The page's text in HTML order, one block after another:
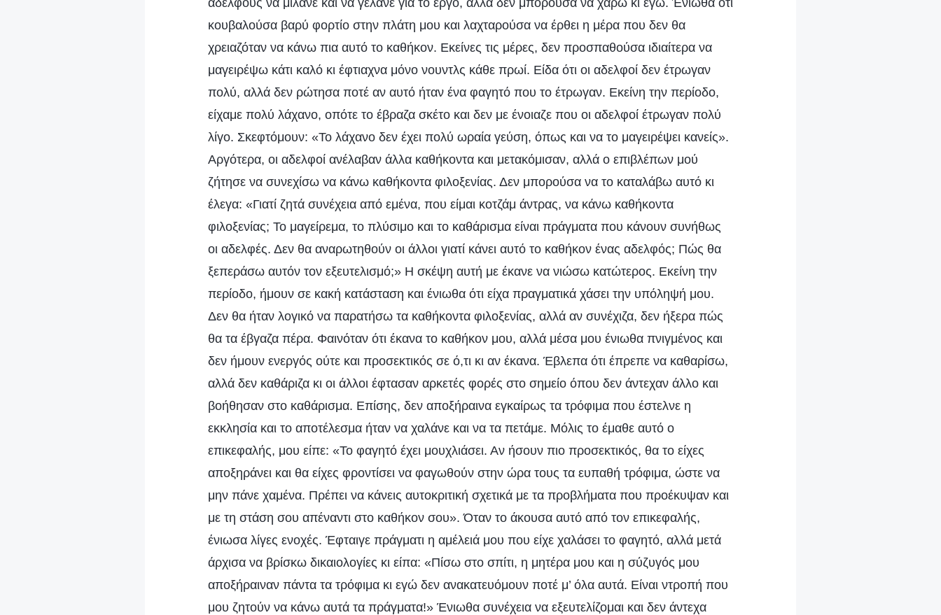
αδελφούς να μιλάνε και να γελάνε για το έργο, αλλά δεν μπορούσα να χαρώ κι εγώ. Ένιωθα ότι
κουβαλούσα βαρύ φορτίο στην πλάτη μου και λαχταρούσα να έρθει η μέρα που δεν θα
χρειαζόταν να κάνω πια αυτό το καθήκον. Εκείνες τις μέρες, δεν προσπαθούσα ιδιαίτερα να
μαγειρέψω κάτι καλό κι έφτιαχνα μόνο νουντλς κάθε πρωί. Είδα ότι οι αδελφοί δεν έτρωγαν
πολύ, αλλά δεν ρώτησα ποτέ αν αυτό ήταν ένα φαγητό που το έτρωγαν. Εκείνη την περίοδο,
είχαμε πολύ λάχανο, οπότε το έβραζα σκέτο και δεν με ένοιαζε που οι αδελφοί έτρωγαν πολύ
λίγο. Σκεφτόμουν: «Το λάχανο δεν έχει πολύ ωραία γεύση, όπως και να το μαγειρέψει κανείς».
Αργότερα, οι αδελφοί ανέλαβαν άλλα καθήκοντα και μετακόμισαν, αλλά ο επιβλέπων μού
ζήτησε να συνεχίσω να κάνω καθήκοντα φιλοξενίας. Δεν μπορούσα να το καταλάβω αυτό κι
έλεγα: «Γιατί ζητά συνέχεια από εμένα, που είμαι κοτζάμ άντρας, να κάνω καθήκοντα
φιλοξενίας; Το μαγείρεμα, το πλύσιμο και το καθάρισμα είναι πράγματα που κάνουν συνήθως
οι αδελφές. Δεν θα αναρωτηθούν οι άλλοι γιατί κάνει αυτό το καθήκον ένας αδελφός; Πώς θα
ξεπεράσω αυτόν τον εξευτελισμό;» Η σκέψη αυτή με έκανε να νιώσω κατώτερος. Εκείνη την
περίοδο, ήμουν σε κακή κατάσταση και ένιωθα ότι είχα πραγματικά χάσει την υπόληψή μου.
Δεν θα ήταν λογικό να παρατήσω τα καθήκοντα φιλοξενίας, αλλά αν συνέχιζα, δεν ήξερα πώς
θα τα έβγαζα πέρα. Φαινόταν ότι έκανα το καθήκον μου, αλλά μέσα μου ένιωθα πνιγμένος και
δεν ήμουν ενεργός ούτε και προσεκτικός σε ό,τι κι αν έκανα. Έβλεπα ότι έπρεπε να καθαρίσω,
αλλά δεν καθάριζα κι οι άλλοι έφτασαν αρκετές φορές στο σημείο όπου δεν άντεχαν άλλο και
βοήθησαν στο καθάρισμα. Επίσης, δεν αποξήραινα εγκαίρως τα τρόφιμα που έστελνε η
εκκλησία και το αποτέλεσμα ήταν να χαλάνε και να τα πετάμε. Μόλις το έμαθε αυτό ο
επικεφαλής, μου είπε: «Το φαγητό έχει μουχλιάσει. Αν ήσουν πιο προσεκτικός, θα το είχες
αποξηράνει και θα είχες φροντίσει να φαγωθούν στην ώρα τους τα ευπαθή τρόφιμα, ώστε να
μην πάνε χαμένα. Πρέπει να κάνεις αυτοκριτική σχετικά με τα προβλήματα που προέκυψαν και
με τη στάση σου απέναντι στο καθήκον σου». Όταν το άκουσα αυτό από τον επικεφαλής,
ένιωσα λίγες ενοχές. Έφταιγε πράγματι η αμέλειά μου που είχε χαλάσει το φαγητό, αλλά μετά
άρχισα να βρίσκω δικαιολογίες κι είπα: «Πίσω στο σπίτι, η μητέρα μου και η σύζυγός μου
αποξήραιναν πάντα τα τρόφιμα κι εγώ δεν ανακατευόμουν ποτέ μ’ όλα αυτά. Είναι ντροπή που
μου ζητούν να κάνω αυτά τα πράγματα!» Ένιωθα συνέχεια να εξευτελίζομαι και δεν άντεχα